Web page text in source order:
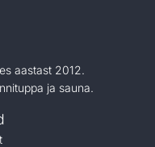
aastast 2012.
ja sauna.